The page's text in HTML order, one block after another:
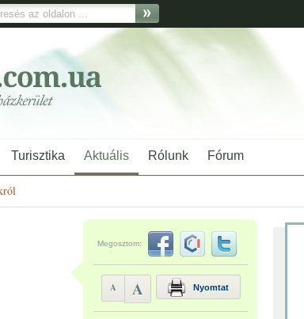
Turisztika Aktuális Rólunk Fórum
Megosztom:
A A Nyomtat